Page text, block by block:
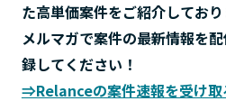
た高単価案件をご紹介しており
メルマガで案件の最新情報を
録してください！
⇒Relanceの案件速報を受け取